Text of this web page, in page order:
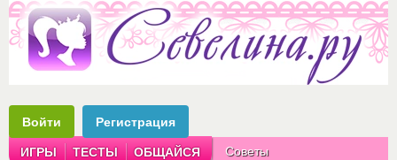
Войти Регистрация
ИГРЫ ТЕСТЫ ОБЩАЙСЯ Советы